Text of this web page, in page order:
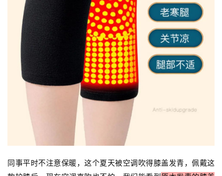
同事平时不注意保暖，这个夏天被空调吹得膝盖发青，佩戴这